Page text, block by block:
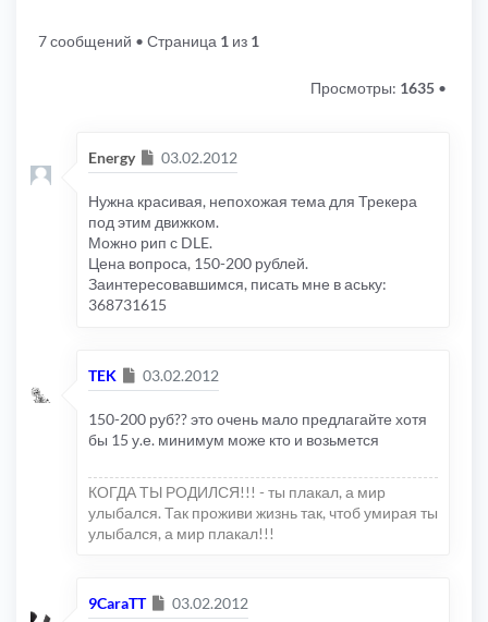
7 сообщений • Страница 1 из 1
Просмотры: 1635 •
Energy Сообщение
03.02.2012
Нужна красивая, непохожая тема для Трекера
под этим движком.
Можно рип с DLE.
Цена вопроса, 150-200 рублей.
Заинтересовавшимся, писать мне в аську:
368731615
TEK Сообщение
03.02.2012
150-200 руб?? это очень мало предлагайте хотя
бы 15 у.е. минимум може кто и возьмется
КОГДА ТЫ РОДИЛСЯ!!! - ты плакал, а мир
улыбался. Так проживи жизнь так, чтоб умирая ты
улыбался, а мир плакал!!!
9CaraTT Сообщение
03.02.2012